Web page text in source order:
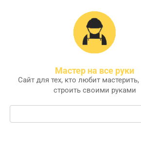
Мастер на все руки
Сайт для тех, кто любит
строить своими руками
Поиск: